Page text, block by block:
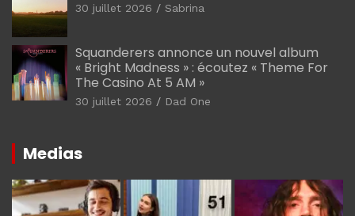
30 juillet 2026 Sabrina
Squanderers annonce un nouvel album
« Bright Madness » : écoutez « Theme For
The Casino At 5 AM »
30 juillet 2026 Dad One
Medias